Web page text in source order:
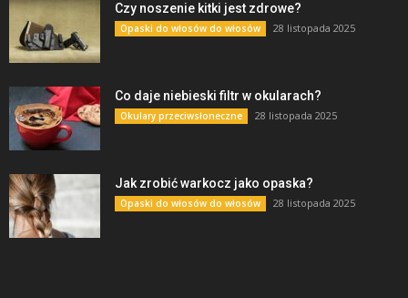
Czy noszenie kitki jest zdrowe?
Opaski do włosów do włosów 28 listopada 2025
Co daje niebieski filtr w okularach?
Okulary przeciwsłoneczne 28 listopada 2025
Jak zrobić warkocz jako opaska?
Opaski do włosów do włosów 28 listopada 2025